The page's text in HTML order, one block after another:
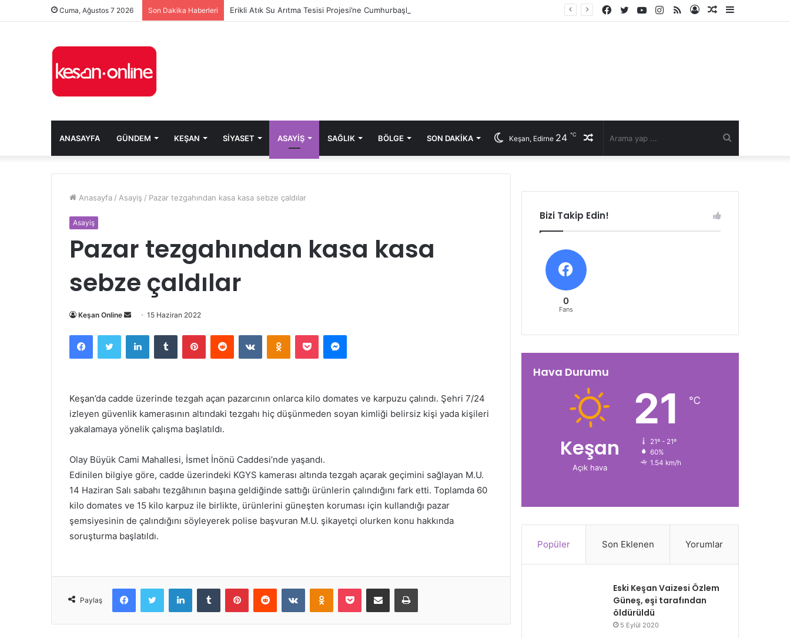
Cuma, Ağustos 7 2026 Son Dakika Haberleri Erikli Atık Su Arıtma Tesisi Projesi’ne Cumhurbaşkanlığı onayı
Kenar
Rastgele
Kayıt
RSS
Instagram
YouTube
Twitter
Facebook
ANASAYFA GÜNDEM KEŞAN SIYASET ASAYIŞ SAĞLIK BÖLGE SON DAKIKA Rastgele
Keşan, Edirne 24 ℃
Anasayfa / Asayiş / Pazar tezgahından kasa kasa sebze çaldılar
Asayiş
Pazar tezgahından kasa kasa
sebze çaldılar
Keşan Online
Bir
posta
göndermek
15 Haziran 2022
FacebookTwitter LinkedInTumblr PinterestReddit VKontakteOdnoklassniki
Pocket Messenger
Keşan’da cadde üzerinde tezgah açan pazarcının onlarca kilo domates ve karpuzu çalındı. Şehri 7/24
izleyen güvenlik kamerasının altındaki tezgahı hiç düşünmeden soyan kimliği belirsiz kişi yada kişileri
yakalamaya yönelik çalışma başlatıldı.
Olay Büyük Cami Mahallesi, İsmet İnönü Caddesi’nde yaşandı.
Edinilen bilgiye göre, cadde üzerindeki KGYS kamerası altında tezgah açarak geçimini sağlayan M.U.
14 Haziran Salı sabahı tezgâhının başına geldiğinde sattığı ürünlerin çalındığını fark etti. Toplamda 60
kilo domates ve 15 kilo karpuz ile birlikte, ürünlerini güneşten koruması için kullandığı pazar
şemsiyesinin de çalındığını söyleyerek polise başvuran M.U. şikayetçi olurken konu hakkında
soruşturma başlatıldı.
Paylaş
FacebookTwitter LinkedInTumblr PinterestReddit VKontakteOdnoklassniki
Pocket E-Posta ile paylaş Yazdır
Bizi Takip Edin!
0
Fans
Hava Durumu
Keşan
Açık hava
21 ℃
21º - 21º
60%
1.54 km/h
Popüler Son Eklenen Yorumlar
Eski Keşan Vaizesi Özlem
Güneş, eşi tarafından
öldürüldü
5 Eylül 2020